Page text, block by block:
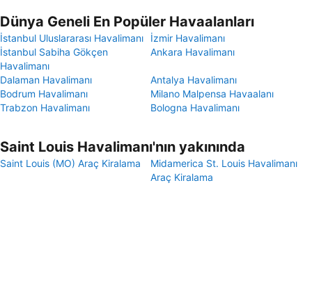
Dünya Geneli En Popüler Havaalanları
İstanbul Uluslararası Havalimanı
İzmir Havalimanı
İstanbul Sabiha Gökçen
Havalimanı
Ankara Havalimanı
Dalaman Havalimanı
Antalya Havalimanı
Bodrum Havalimanı
Milano Malpensa Havaalanı
Trabzon Havalimanı
Bologna Havalimanı
Saint Louis Havalimanı'nın yakınında
Saint Louis (MO) Araç Kiralama
Midamerica St. Louis Havalimanı
Araç Kiralama